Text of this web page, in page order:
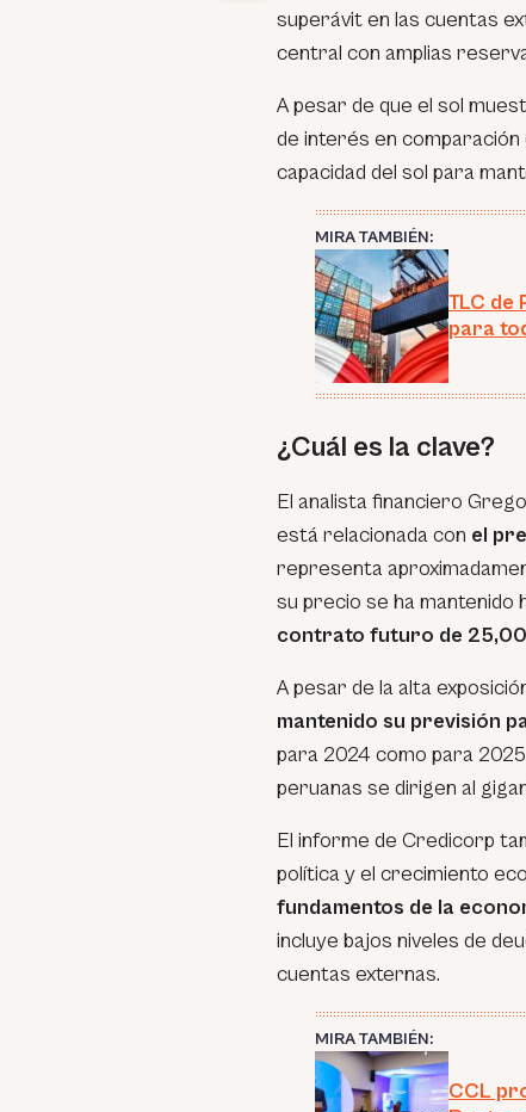
superávit en las cuentas
central con amplias
A pesar de que el sol
de interés en comparación
capacidad del sol para
MIRA TAMBIÉN:
TLC
para
¿Cuál es la clave?
El analista financiero
está relacionada con el
representa
su precio se ha mantenido
contrato futuro de
A pesar de la alta
mantenido su previsión
para 2024 como para
peruanas se dirigen al
El informe de Credicorp
política y el crecimiento
fundamentos de la
incluye bajos niveles de
cuentas externas.
MIRA TAMBIÉN:
CCL